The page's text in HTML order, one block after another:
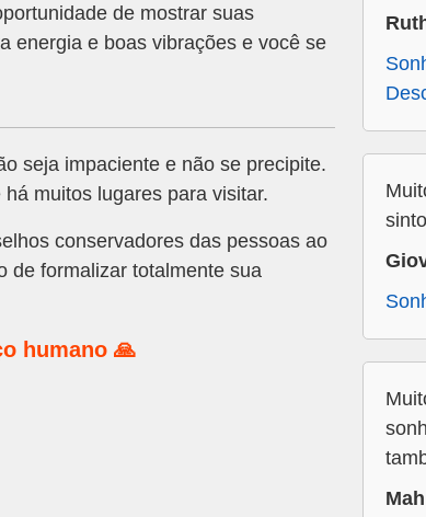
de mostrar suas
energia e boas vibrações e você se
seja impaciente e não se precipite.
muitos lugares para visitar.
conservadores das pessoas ao
de formalizar totalmente sua
humano 🙏
Mah